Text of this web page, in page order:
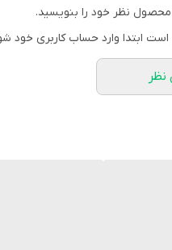
محصول نظر خود را بنویسید.
است ابتدا وارد حساب کاربری خود
نظر